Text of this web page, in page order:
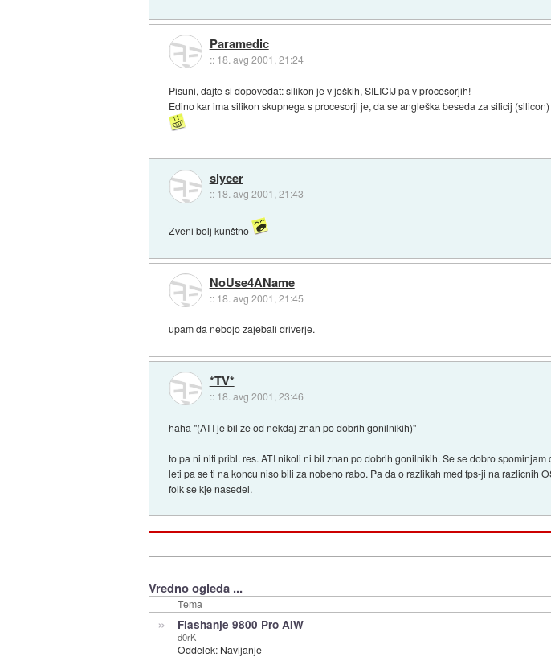
Paramedic
:: 18. avg 2001, 21:24
Pisuni, dajte si dopovedat: silikon je v joških, SILICIJ pa v procesorjih!
Edino kar ima silikon skupnega s procesorji je, da se angleška beseda za silicij
slycer
:: 18. avg 2001, 21:43
Zveni bolj kunštno
NoUse4AName
:: 18. avg 2001, 21:45
upam da nebojo zajebali driverje.
*TV*
:: 18. avg 2001, 23:46
haha "(ATI je bil že od nekdaj znan po dobrih gonilnikih)"
to pa ni niti pribl. res. ATI nikoli ni bil znan po dobrih gonilnikih. Se se dobro
leti pa se ti na koncu niso bili za nobeno rabo. Pa da o razlikah med fps-ji na razlicnih
folk se kje nasedel.
Vredno ogleda ...
Tema
» Flashanje 9800 Pro AIW
d0rK
Oddelek: Navijanje